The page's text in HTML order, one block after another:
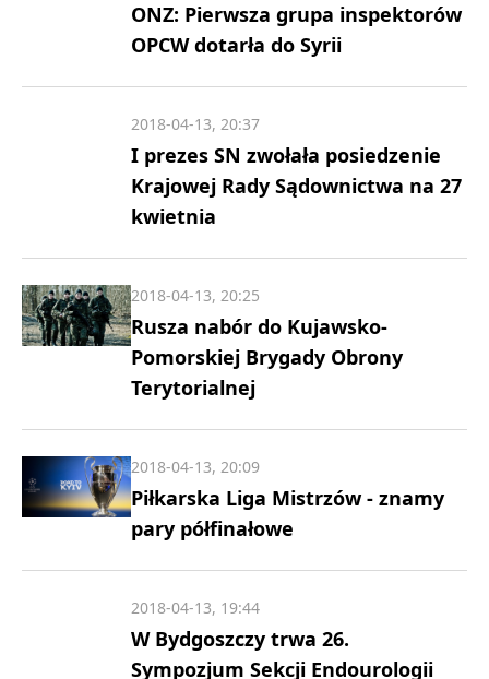
ONZ: Pierwsza grupa inspektorów
OPCW dotarła do Syrii
I prezes SN zwołała posiedzenie
Krajowej Rady Sądownictwa na 27
kwietnia
2018-04-13, 20:37
Rusza nabór do Kujawsko-
Pomorskiej Brygady Obrony
Terytorialnej
2018-04-13, 20:25
Piłkarska Liga Mistrzów - znamy
pary półfinałowe
2018-04-13, 20:09
W Bydgoszczy trwa 26.
Sympozjum Sekcji Endourologii
2018-04-13, 19:44